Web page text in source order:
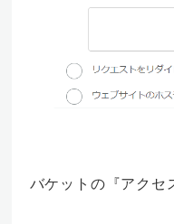
バケットの『アクセ